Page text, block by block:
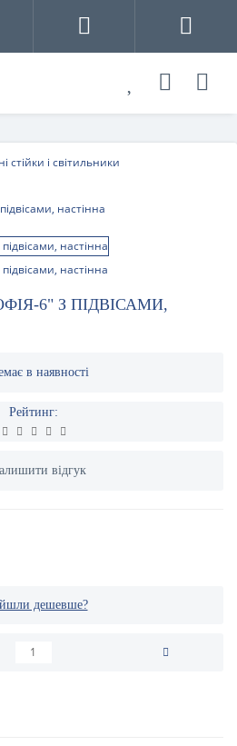
стійки і світильники
6" З ПІДВІСАМИ,
в наявності
Рейтинг:
відгук
дешевше?